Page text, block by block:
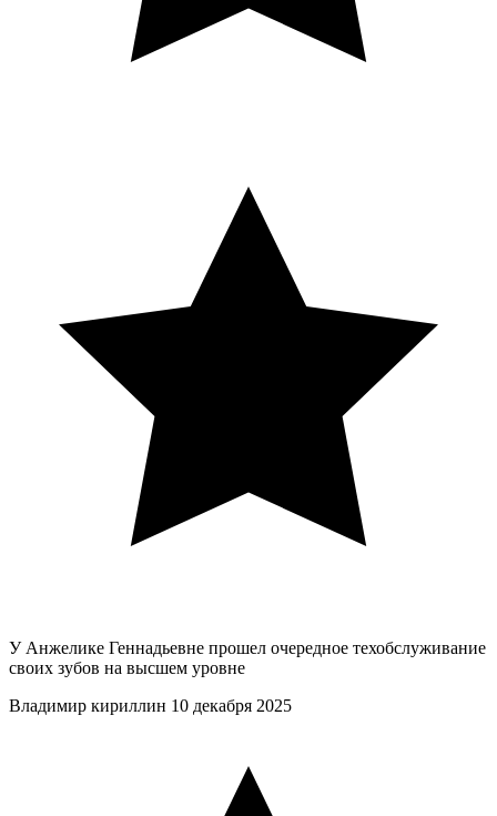
У Анжелике Геннадьевне прошел очередное техобслуживание
своих зубов на высшем уровне
Владимир кириллин 10 декабря 2025